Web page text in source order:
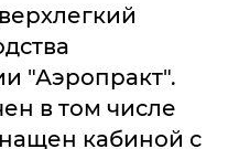
"Аэропракт".
в том числе
кабиной с